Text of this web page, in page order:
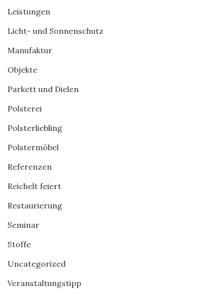
Leistungen
Licht- und Sonnenschutz
Manufaktur
Objekte
Parkett und Dielen
Polsterei
Polsterliebling
Polstermöbel
Referenzen
Reichelt feiert
Restaurierung
Seminar
Stoffe
Uncategorized
Veranstaltungstipp